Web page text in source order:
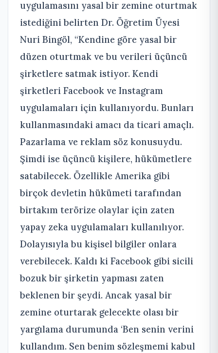
uygulamasını yasal bir zemine oturtmak
istediğini belirten Dr. Öğretim Üyesi
Nuri Bingöl, “Kendine göre yasal bir
düzen oturtmak ve bu verileri üçüncü
şirketlere satmak istiyor. Kendi
şirketleri Facebook ve Instagram
uygulamaları için kullanıyordu. Bunları
kullanmasındaki amacı da ticari amaçlı.
Pazarlama ve reklam söz konusuydu.
Şimdi ise üçüncü kişilere, hükümetlere
satabilecek. Özellikle Amerika gibi
birçok devletin hükümeti tarafından
birtakım terörize olaylar için zaten
yapay zeka uygulamaları kullanılıyor.
Dolayısıyla bu kişisel bilgiler onlara
verebilecek. Kaldı ki Facebook gibi sicili
bozuk bir şirketin yapması zaten
beklenen bir şeydi. Ancak yasal bir
zemine oturtarak gelecekte olası bir
yargılama durumunda ‘Ben senin verini
kullandım. Sen benim sözleşmemi kabul